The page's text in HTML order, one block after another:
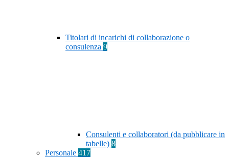
Titolari di incarichi di collaborazione o
consulenza 9
Consulenti e collaboratori (da pubblicare in
tabelle) 8
Personale 417